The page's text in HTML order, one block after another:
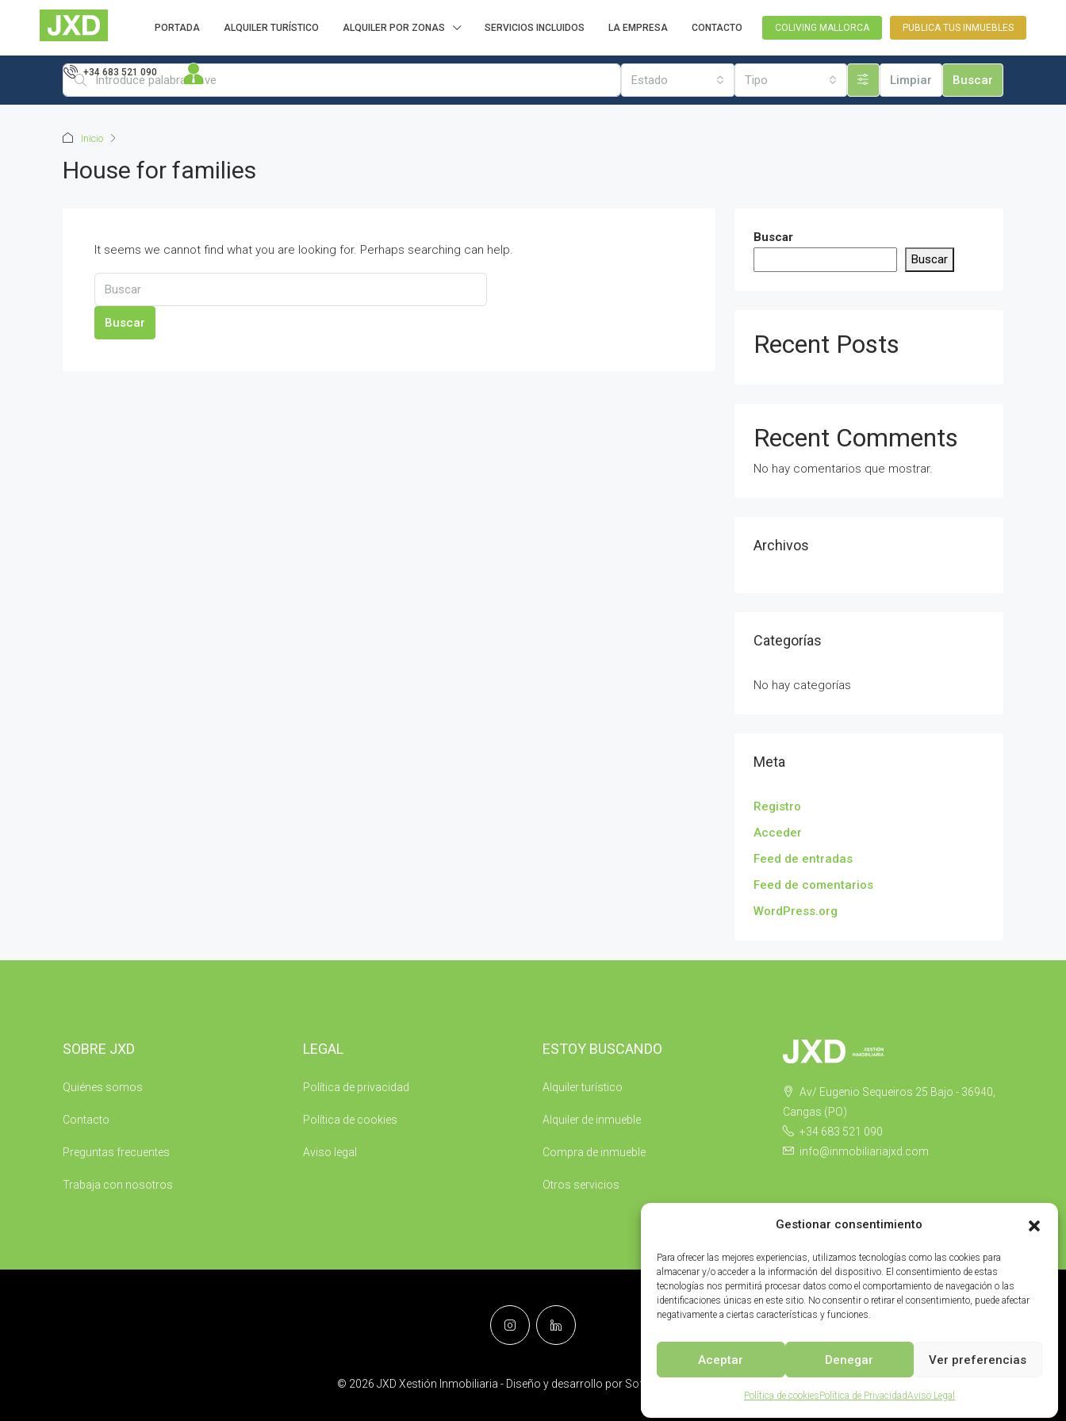
Gestionar consentimiento
Para ofrecer las mejores experiencias, utilizamos tecnologías como las cookies para
almacenar y/o acceder a la información del dispositivo. El consentimiento de estas
tecnologías nos permitirá procesar datos como el comportamiento de navegación o las
identificaciones únicas en este sitio. No consentir o retirar el consentimiento, puede afectar
negativamente a ciertas características y funciones.
Aceptar Denegar Ver preferencias
Política de cookiesPolítica de PrivacidadAviso Legal
PORTADA ALQUILER TURÍSTICO ALQUILER POR ZONAS SERVICIOS INCLUIDOS LA EMPRESA CONTACTO COLIVING MALLORCA PUBLICA TUS INMUEBLES
+34 683 521 090
Estado Tipo Limpiar Buscar
Inicio
House for families
It seems we cannot find what you are looking for. Perhaps searching can help.
Buscar
Buscar
Buscar
Recent Posts
Recent Comments
No hay comentarios que mostrar.
Archivos
Categorías
No hay categorías
Meta
Registro
Acceder
Feed de entradas
Feed de comentarios
WordPress.org
SOBRE JXD
Quiénes somos
Contacto
Preguntas frecuentes
Trabaja con nosotros
LEGAL
Política de privacidad
Política de cookies
Aviso legal
ESTOY BUSCANDO
Alquiler turístico
Alquiler de inmueble
Compra de inmueble
Otros servicios
Av/ Eugenio Sequeiros 25 Bajo - 36940,
Cangas (PO)
+34 683 521 090
info@inmobiliariajxd.com
© 2026 JXD Xestión Inmobiliaria - Diseño y desarrollo por Softic